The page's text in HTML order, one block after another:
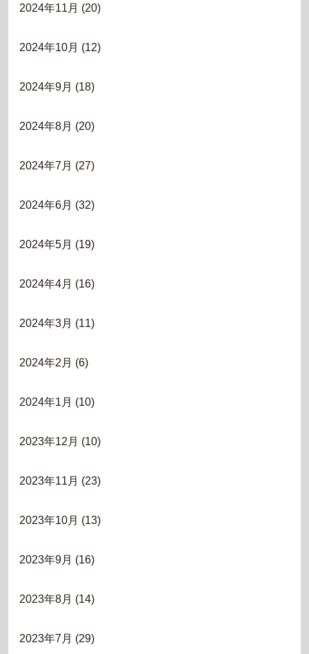
2024年11月 (20)
2024年10月 (12)
2024年9月 (18)
2024年8月 (20)
2024年7月 (27)
2024年6月 (32)
2024年5月 (19)
2024年4月 (16)
2024年3月 (11)
2024年2月 (6)
2024年1月 (10)
2023年12月 (10)
2023年11月 (23)
2023年10月 (13)
2023年9月 (16)
2023年8月 (14)
2023年7月 (29)